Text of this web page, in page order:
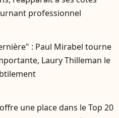
professionnel
: Paul Mirabel tourne
Laury Thilleman le
une place dans le Top 20